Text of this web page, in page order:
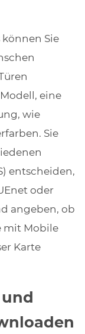
können Sie
eine
wie
Sie
entscheiden,
oder
angeben, ob
mit Mobile
Karte